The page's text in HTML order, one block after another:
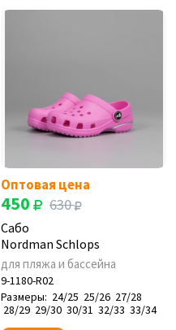
Оптовая цена
450 630
Сабо
Nordman Schlops
для пляжа и бассейна
9-1180-R02
Размеры: 24/25 25/26 27/28
28/29 29/30 30/31 32/33 33/34